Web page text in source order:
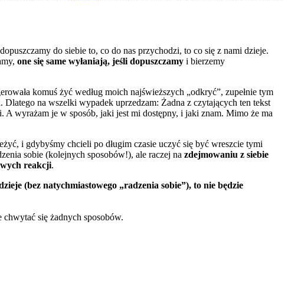
do siebie to, co do nas przychodzi, to co się z nami dzieje.
one się same wyłaniają, jeśli dopuszczamy i bierzemy
komuś żyć według moich najświeższych „odkryć”, zupełnie tym
Dlatego na wszelki wypadek uprzedzam: Żadna z czytających ten tekst
wyrażam je w sposób, jaki jest mi dostępny, i jaki znam. Mimo że ma
i gdybyśmy chcieli po długim czasie uczyć się być wreszcie tymi
sobie (kolejnych sposobów!), ale raczej na zdejmowaniu z siebie
reakcji.
(bez natychmiastowego „radzenia sobie”), to nie będzie
się żadnych sposobów.